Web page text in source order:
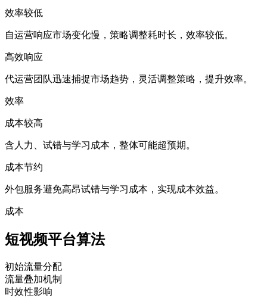
效率较低
自运营响应市场变化慢，策略调整耗时长，效率较低。
高效响应
代运营团队迅速捕捉市场趋势，灵活调整策略，提升效率。
效率
成本较高
含人力、试错与学习成本，整体可能超预期。
成本节约
外包服务避免高昂试错与学习成本，实现成本效益。
成本
短视频平台算法
初始流量分配
流量叠加机制
时效性影响